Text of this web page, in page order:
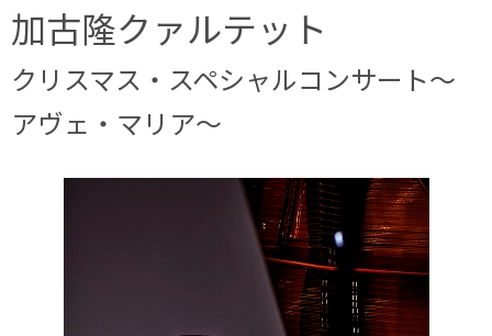
加古隆クァルテット
クリスマス・スペシャルコンサート～
アヴェ・マリア～